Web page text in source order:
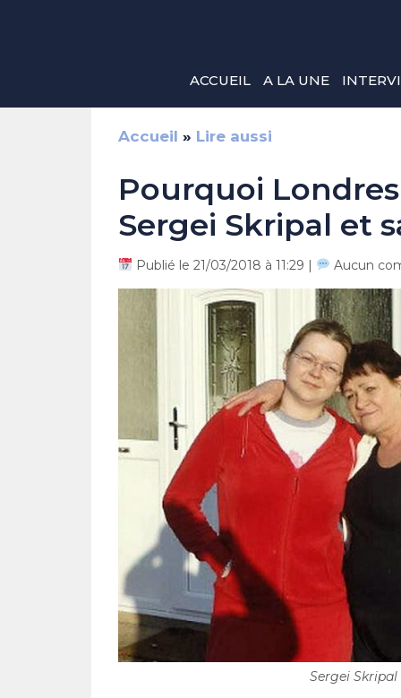
ACCUEIL A LA UNE
Accueil » Lire aussi
Pourquoi
Sergei Skripal et
Publié le 21/03/2018 à 11:29 | Aucun
Sergei Skripal